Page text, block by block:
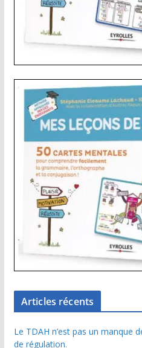
Articles récents
Le TDAH n’est pas un manque
de régulation.